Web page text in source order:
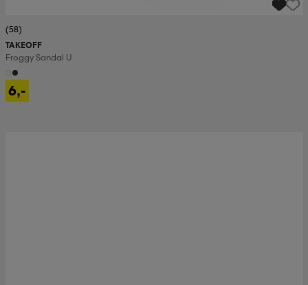
(58)
TAKEOFF
Froggy Sandal U
6,-